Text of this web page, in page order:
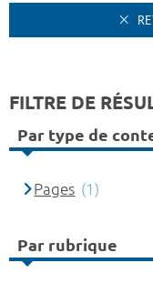
FILTRE DE
Par type de
Pages (1)
Par rubrique